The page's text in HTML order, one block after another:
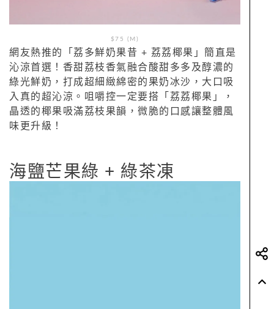
$75 (M)
網友熱推的「荔多鮮奶果昔 + 荔荔椰果」簡直是
沁涼首選！香甜荔枝香氣融合酸甜多多及醇濃的
綠光鮮奶，打成超細緻綿密的果奶冰沙，大口吸
入真的超沁涼。咀嚼控一定要搭「荔荔椰果」，
晶透的椰果吸滿荔枝果韻，微脆的口感讓整體風
味更升級！
海鹽芒果綠 + 綠茶凍